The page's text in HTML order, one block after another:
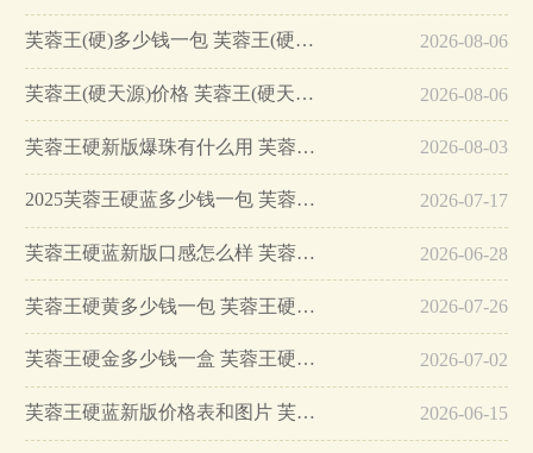
芙蓉王(硬)多少钱一包 芙蓉王(硬)多少钱一条… 2026-08-06
芙蓉王(硬天源)价格 芙蓉王(硬天源)图片信息大全… 2026-08-06
芙蓉王硬新版爆珠有什么用 芙蓉王硬新版价格基本信息一览… 2026-08-03
2025芙蓉王硬蓝多少钱一包 芙蓉王硬蓝好抽吗… 2026-07-17
芙蓉王硬蓝新版口感怎么样 芙蓉王硬蓝爆珠口味分析… 2026-06-28
芙蓉王硬黄多少钱一包 芙蓉王硬黄口感怎么样… 2026-07-26
芙蓉王硬金多少钱一盒 芙蓉王硬金批发价2025… 2026-07-02
芙蓉王硬蓝新版价格表和图片 芙蓉王硬蓝新版多少钱… 2026-06-15